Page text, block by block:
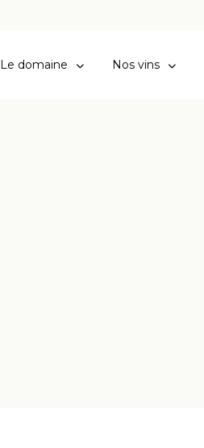
Le domaine Nos vins